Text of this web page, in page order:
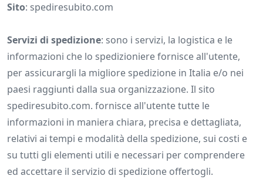
Sito: spediresubito.com
Servizi di spedizione: sono i servizi, la logistica e le
informazioni che lo spedizioniere fornisce all'utente,
per assicurargli la migliore spedizione in Italia e/o nei
paesi raggiunti dalla sua organizzazione. Il sito
spediresubito.com. fornisce all'utente tutte le
informazioni in maniera chiara, precisa e dettagliata,
relativi ai tempi e modalità della spedizione, sui costi e
su tutti gli elementi utili e necessari per comprendere
ed accettare il servizio di spedizione offertogli.